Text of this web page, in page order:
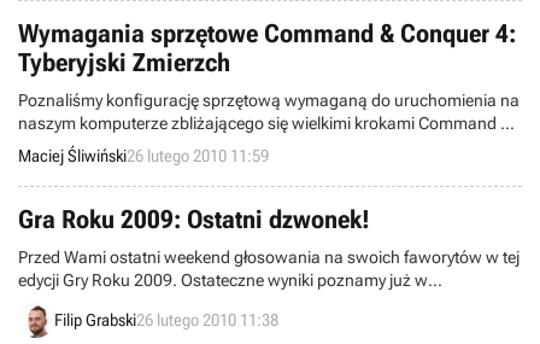
Wymagania sprzętowe Command & Conquer 4:
Tyberyjski Zmierzch
Poznaliśmy konfigurację sprzętową wymaganą do uruchomienia na
naszym komputerze zbliżającego się wielkimi krokami Command &
Conquer 4: Tyberyjski Zmierzch.
Maciej Śliwiński26 lutego 2010 11:59
Gra Roku 2009: Ostatni dzwonek!
Przed Wami ostatni weekend głosowania na swoich faworytów w tej
edycji Gry Roku 2009. Ostateczne wyniki poznamy już w
poniedziałek, macie zatem niecałe 3 dni, by pomóc tym tytułom,
które uważacie za najlepsze w każdej z 13 kategorii. Aktualne wyniki
Filip Grabski26 lutego 2010 11:38